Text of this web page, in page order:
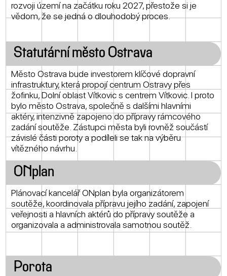
rozvoji území na začátku roku 2027, přestože si je
vědom, že se jedná o dlouhodobý proces.
Statutární město Ostrava
Město Ostrava bude investorem klíčové dopravní
infrastruktury, která propojí centrum Ostravy přes
žofinku, Dolní oblast Vítkovic s centrem Vítkovic. I proto
bylo město Ostrava, společně s dalšími hlavními
aktéry, intenzivně zapojeno do přípravy rámcového
zadání soutěže. Zástupci města byli rovněž součástí
závislé části poroty a podíleli se tak na výběru
vítězného návrhu.
ONplan
Plánovací kancelář ONplan byla organizátorem
soutěže, koordinovala přípravu jejího zadání, zapojení
veřejnosti a hlavních aktérů do přípravy soutěže a
organizovala a administrovala samotnou soutěž.
Porota